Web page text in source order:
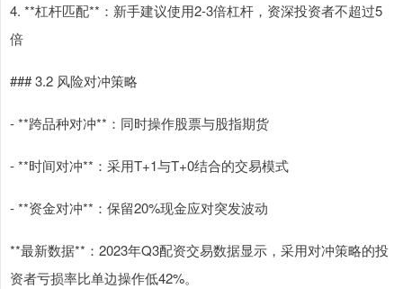
4. **杠杆匹配**：新手建议使用2-3倍杠杆，资深投资者不超过5
倍
### 3.2 风险对冲策略
- **跨品种对冲**：同时操作股票与股指期货
- **时间对冲**：采用T+1与T+0结合的交易模式
- **资金对冲**：保留20%现金应对突发波动
**最新数据**：2023年Q3配资交易数据显示，采用对冲策略的投
资者亏损率比单边操作低42%。